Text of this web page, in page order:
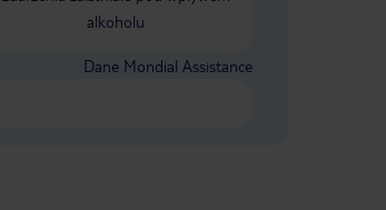
alkoholu
Dane Mondial Assistance